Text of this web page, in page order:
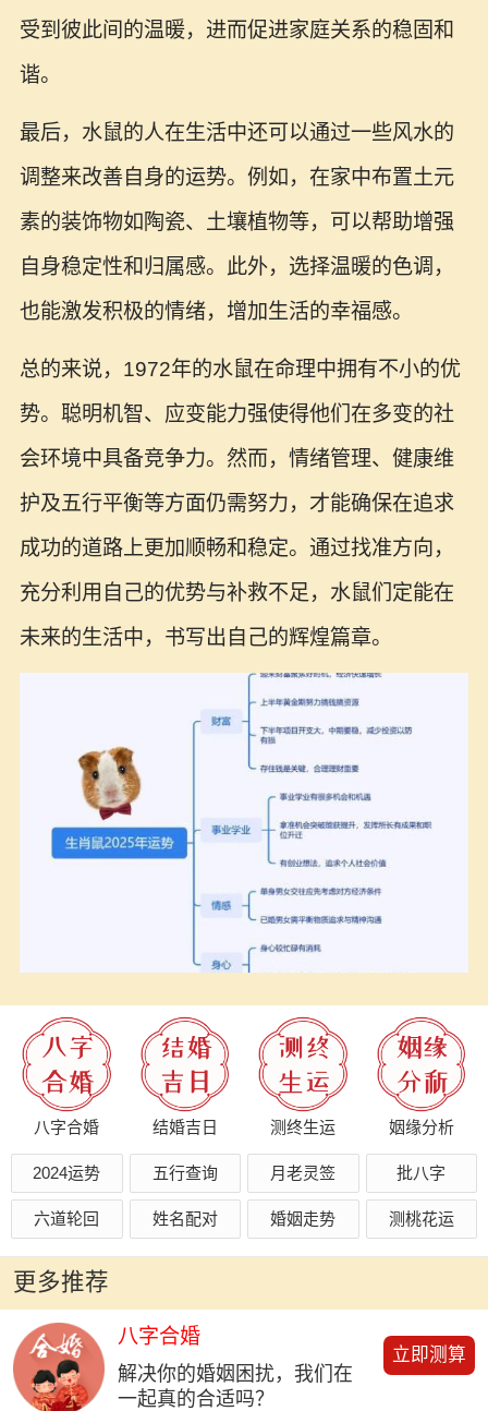
受到彼此间的温暖，进而促进家庭关系的稳固和
谐。
最后，水鼠的人在生活中还可以通过一些风水的
调整来改善自身的运势。例如，在家中布置土元
素的装饰物如陶瓷、土壤植物等，可以帮助增强
自身稳定性和归属感。此外，选择温暖的色调，
也能激发积极的情绪，增加生活的幸福感。
总的来说，1972年的水鼠在命理中拥有不小的优
势。聪明机智、应变能力强使得他们在多变的社
会环境中具备竞争力。然而，情绪管理、健康维
护及五行平衡等方面仍需努力，才能确保在追求
成功的道路上更加顺畅和稳定。通过找准方向，
充分利用自己的优势与补救不足，水鼠们定能在
未来的生活中，书写出自己的辉煌篇章。
八字合婚 结婚吉日 测终生运 姻缘分析
2024运势 五行查询 月老灵签 批八字
六道轮回 姓名配对 婚姻走势 测桃花运
更多推荐
八字合婚
解决你的婚姻困扰，我们在
一起真的合适吗？
立即测算